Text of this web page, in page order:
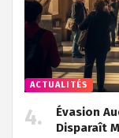
ACTUALITÉS
Évasion
Disparaît